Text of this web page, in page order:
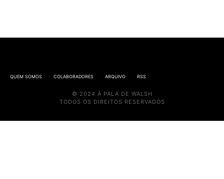
QUEM SOMOS COLABORADORES ARQUIVO RSS
© 2024 À PALA DE WALSH
TODOS OS DIREITOS RESERVADOS